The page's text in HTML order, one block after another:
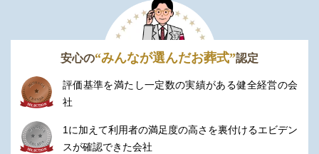
安心の“みんなが選んだお葬式”認定
評価基準を満たし一定数の実績がある健全経営の会
社
1に加えて利用者の満足度の高さを裏付けるエビデン
スが確認できた会社